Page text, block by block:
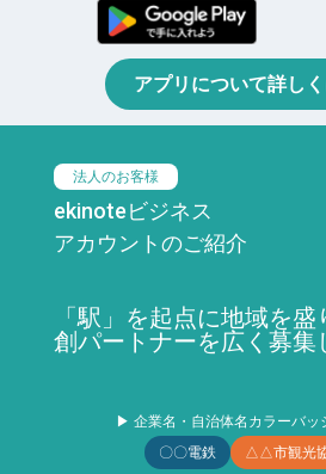
アプリについて詳し
法人のお客様
ekinoteビジネス
アカウントのご紹介
「駅」を起点に地域を
創パートナーを広く募集
▶ 企業名・自治体名カラーバッ
〇〇電鉄
△△市観光